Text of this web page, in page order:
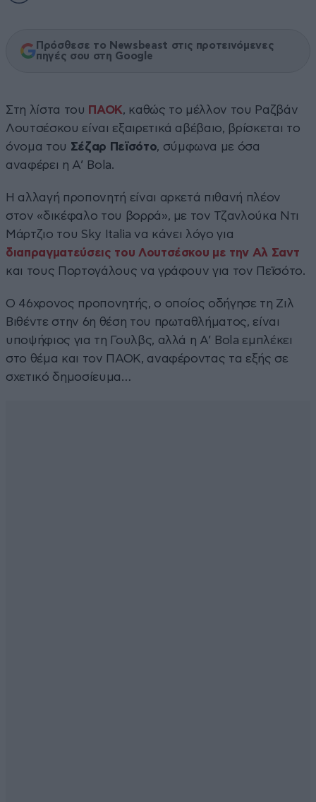
Πρόσθεσε το Newsbeast στις προτεινόμενες
πηγές σου στη Google
Στη λίστα του ΠΑΟΚ, καθώς το μέλλον του Ραζβάν
Λουτσέσκου είναι εξαιρετικά αβέβαιο, βρίσκεται το
όνομα του Σέζαρ Πεϊσότο, σύμφωνα με όσα
αναφέρει η A’ Bola.
Η αλλαγή προπονητή είναι αρκετά πιθανή πλέον
στον «δικέφαλο του βορρά», με τον Τζανλούκα Ντι
Μάρτζιο του Sky Italia να κάνει λόγο για
διαπραγματεύσεις του Λουτσέσκου με την Αλ Σαντ
και τους Πορτογάλους να γράφουν για τον Πεϊσότο.
Ο 46χρονος προπονητής, ο οποίος οδήγησε τη Ζιλ
Βιθέντε στην 6η θέση του πρωταθλήματος, είναι
υποψήφιος για τη Γουλβς, αλλά η A’ Bola εμπλέκει
στο θέμα και τον ΠΑΟΚ, αναφέροντας τα εξής σε
σχετικό δημοσίευμα…